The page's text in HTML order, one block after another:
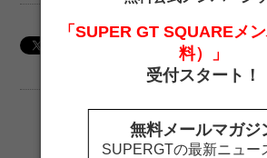
「SUPER GT SQUAREメ
料）」
受付スタート！
無料メールマガジ
SUPERGTの最新ニュー